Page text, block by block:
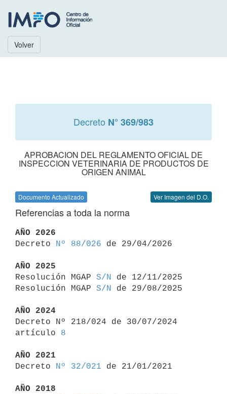
Volver
Decreto N° 369/983
APROBACION DEL REGLAMENTO OFICIAL DE
INSPECCION VETERINARIA DE PRODUCTOS DE
ORIGEN ANIMAL
Documento Actualizado Ver Imagen del D.O.
Referencias a toda la norma
AÑO 2026
Decreto
Nº 88/026 de 29/04/2026
AÑO 2025
Resolución MGAP S/N
de 12/11/2025
Resolución MGAP S/N de 29/08/2025
AÑO 2024
Decreto Nº 218/024 de 30/07/2024
artículo 8
AÑO 2021
Decreto
Nº 32/021 de 21/01/2021
AÑO 2018